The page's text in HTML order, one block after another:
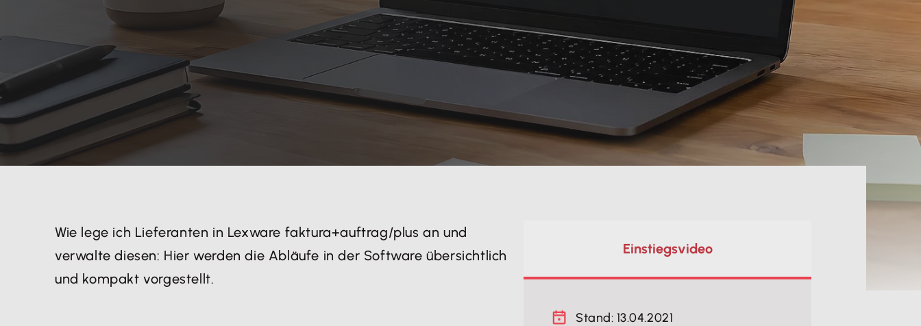
Wie lege ich Lieferanten in Lexware faktura+auftrag/plus an und
verwalte diesen: Hier werden die Abläufe in der Software übersichtlich
und kompakt vorgestellt.
Einstiegsvideo
Stand: 13.04.2021